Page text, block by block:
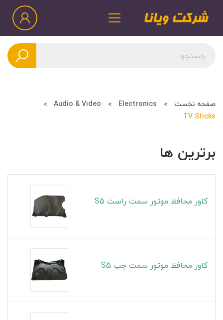
صفحه نخست Electronics
Audio & Video
TV Sticks
برترین ها
کاور محافظ موتور سمت راست S5
کاور محافظ موتور سمت چپ S5